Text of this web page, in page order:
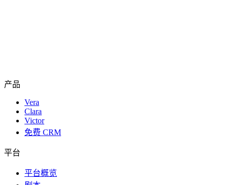
产品
Vera
Clara
Victor
免费 CRM
平台
平台概览